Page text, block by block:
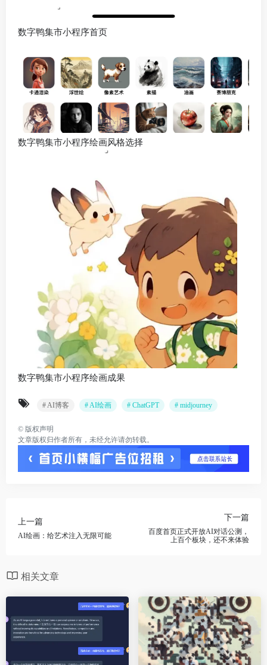
数字鸭集市小程序首页
数字鸭集市小程序绘画风格选择
数字鸭集市小程序绘画成果
# AI博客 # AI绘画 # ChatGPT # midjourney
© 版权声明
文章版权归作者所有，未经允许请勿转载。
上一篇
AI绘画：给艺术注入无限可能
下一篇
百度首页正式开放AI对话公测，
上百个板块，还不来体验
相关文章